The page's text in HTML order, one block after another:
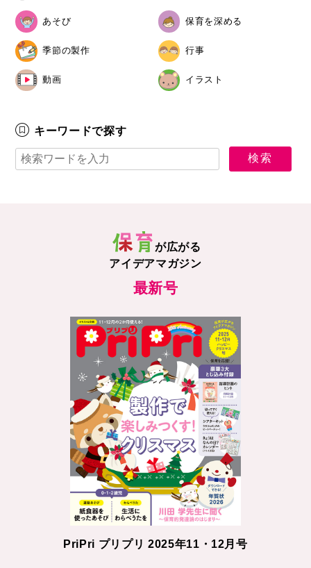
あそび 保育を深める
季節の製作 行事
動画 イラスト
キーワードで探す
が広がる
アイデアマガジン
最新号
PriPri プリプリ 2025年11・12月号